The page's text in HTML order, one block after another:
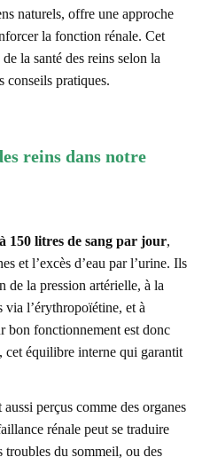
naturels, offre une approche
la fonction rénale. Cet
la santé des reins selon la
conseils pratiques.
reins dans notre
150 litres de sang par jour,
et l’excès d’eau par l’urine. Ils
de la pression artérielle, à la
l’érythropoïétine, et à
bon fonctionnement est donc
cet équilibre interne qui garantit
perçus comme des organes
rénale peut se traduire
troubles du sommeil, ou des